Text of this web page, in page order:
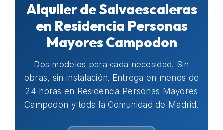
Alquiler de Salvaescaleras
en Residencia Personas
Mayores Campodon
Dos modelos para cada necesidad. Sin
obras, sin instalación. Entrega en menos de
24 horas en Residencia Personas Mayores
Campodon y toda la Comunidad de Madrid.